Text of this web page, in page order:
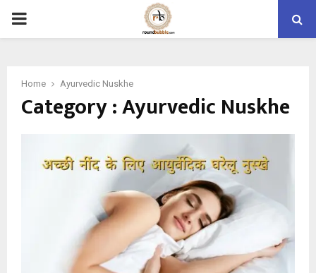
PRIMARY
Home Ayurvedic Nuskhe
Category : Ayurvedic Nuskhe